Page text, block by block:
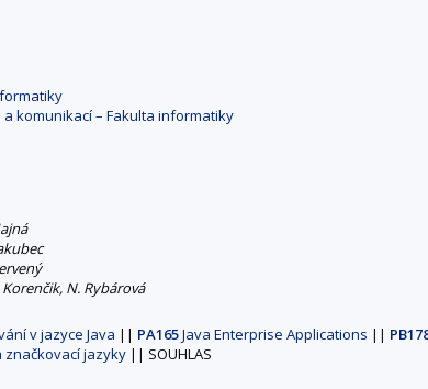
komunikací – Fakulta informatiky
Korenčik, N. Rybárová
v jazyce Java || PA165Java Enterprise Applications ||
jazyky || SOUHLAS